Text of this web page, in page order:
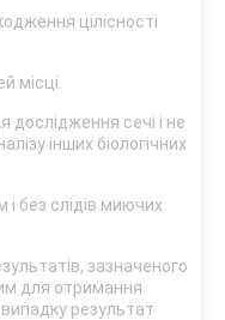
цілісності
місці.
дослідження сечі і не
інших біологічних
без слідів миючих
зазначеного
для отримання
результат